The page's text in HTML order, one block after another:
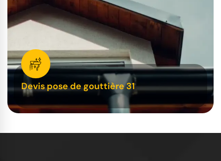
Devis pose de gouttière 31